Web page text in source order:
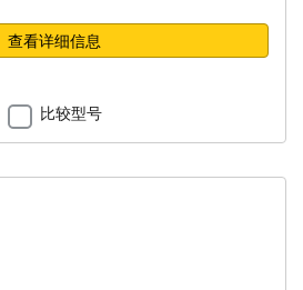
查看详细信息
比较型号